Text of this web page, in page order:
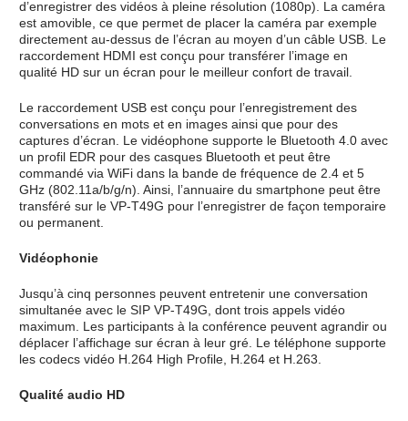
d’enregistrer des vidéos à pleine résolution (1080p). La caméra
est amovible, ce que permet de placer la caméra par exemple
directement au-dessus de l’écran au moyen d’un câble USB. Le
raccordement HDMI est conçu pour transférer l’image en
qualité HD sur un écran pour le meilleur confort de travail.
Le raccordement USB est conçu pour l’enregistrement des
conversations en mots et en images ainsi que pour des
captures d’écran. Le vidéophone supporte le Bluetooth 4.0 avec
un profil EDR pour des casques Bluetooth et peut être
commandé via WiFi dans la bande de fréquence de 2.4 et 5
GHz (802.11a/b/g/n). Ainsi, l’annuaire du smartphone peut être
transféré sur le VP-T49G pour l’enregistrer de façon temporaire
ou permanent.
Vidéophonie
Jusqu’à cinq personnes peuvent entretenir une conversation
simultanée avec le SIP VP-T49G, dont trois appels vidéo
maximum. Les participants à la conférence peuvent agrandir ou
déplacer l’affichage sur écran à leur gré. Le téléphone supporte
les codecs vidéo H.264 High Profile, H.264 et H.263.
Qualité audio HD